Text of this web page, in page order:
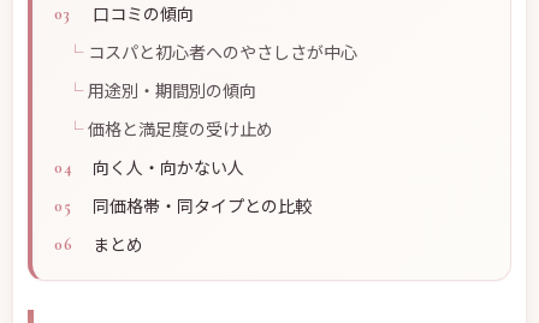
口コミの傾向
コスパと初心者へのやさしさが中心
用途別・期間別の傾向
価格と満足度の受け止め
向く人・向かない人
同価格帯・同タイプとの比較
まとめ